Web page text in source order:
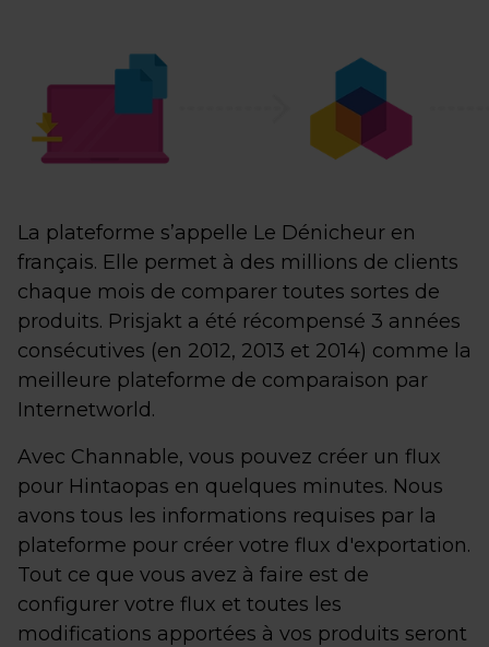
La plateforme s’appelle Le Dénicheur en
français. Elle permet à des millions de clients
chaque mois de comparer toutes sortes de
produits. Prisjakt a été récompensé 3 années
consécutives (en 2012, 2013 et 2014) comme la
meilleure plateforme de comparaison par
Internetworld.
Avec Channable, vous pouvez créer un flux
pour Hintaopas en quelques minutes. Nous
avons tous les informations requises par la
plateforme pour créer votre flux d'exportation.
Tout ce que vous avez à faire est de
configurer votre flux et toutes les
modifications apportées à vos produits seront